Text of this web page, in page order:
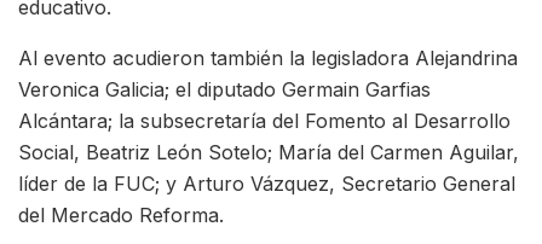
educativo.
Al evento acudieron también la legisladora Alejandrina
Veronica Galicia; el diputado Germain Garfias
Alcántara; la subsecretaría del Fomento al Desarrollo
Social, Beatriz León Sotelo; María del Carmen Aguilar,
líder de la FUC; y Arturo Vázquez, Secretario General
del Mercado Reforma.